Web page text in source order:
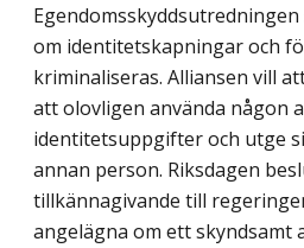
om identitetskapningar och
kriminaliseras. Alliansen vill
att olovligen använda någon
identitetsuppgifter och utge
annan person. Riksdagen
tillkännagivande till
angelägna om ett skyndsamt